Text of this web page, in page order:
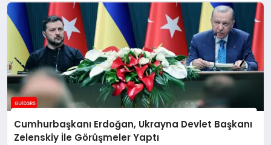
Cumhurbaşkanı Erdoğan, Ukrayna Devlet Başkanı
Zelenskiy İle Görüşmeler Yaptı